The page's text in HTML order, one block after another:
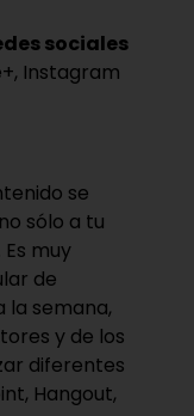
sociales
Instagram
se
sólo a tu
muy
de
la semana,
y de los
diferentes
Hangout,